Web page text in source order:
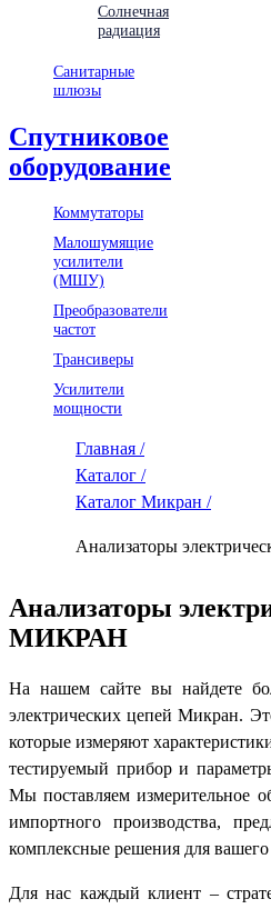
Солнечная
радиация
Санитарные
шлюзы
Спутниковое
оборудование
Коммутаторы
Малошумящие
усилители
(МШУ)
Преобразователи
частот
Трансиверы
Усилители
мощности
Главная /
Каталог /
Каталог Микран /
Анализаторы
Анализаторы
МИКРАН
На нашем сайте вы найдете
электрических цепей Микран.
которые измеряют
тестируемый прибор и
Мы поставляем измерительное
импортного производства,
комплексные решения для вашего
Для нас каждый клиент –